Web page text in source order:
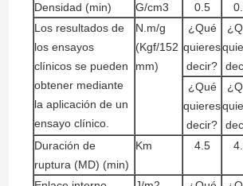
Densidad (min)
G/cm3 0.5
Los resultados de
los ensayos
clínicos se pueden
obtener mediante
la aplicación de un
ensayo clínico.
N.m/g
(Kgf/152
mm)
¿Qué
quieres
decir?
¿Qué
quieres
decir?
Duración de
ruptura (MD) (min)
Km 4.5